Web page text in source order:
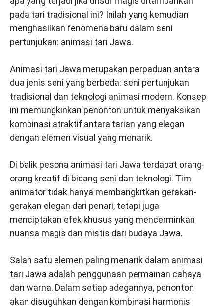
pada tari tradisional ini? Inilah yang kemudian
menghasilkan fenomena baru dalam seni
pertunjukan: animasi tari Jawa.
Animasi tari Jawa merupakan perpaduan antara
dua jenis seni yang berbeda: seni pertunjukan
tradisional dan teknologi animasi modern. Konsep
ini memungkinkan penonton untuk menyaksikan
kombinasi atraktif antara tarian yang elegan
dengan elemen visual yang menarik.
Di balik pesona animasi tari Jawa terdapat orang-
orang kreatif di bidang seni dan teknologi. Tim
animator tidak hanya membangkitkan gerakan-
gerakan elegan dari penari, tetapi juga
menciptakan efek khusus yang mencerminkan
nuansa magis dan mistis dari budaya Jawa.
Salah satu elemen paling menarik dalam animasi
tari Jawa adalah penggunaan permainan cahaya
dan warna. Dalam setiap adegannya, penonton
akan disuguhkan dengan kombinasi harmonis